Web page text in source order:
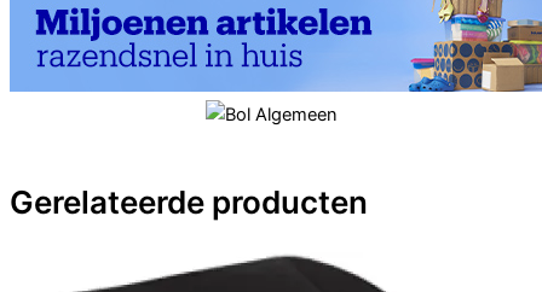
Gerelateerde producten